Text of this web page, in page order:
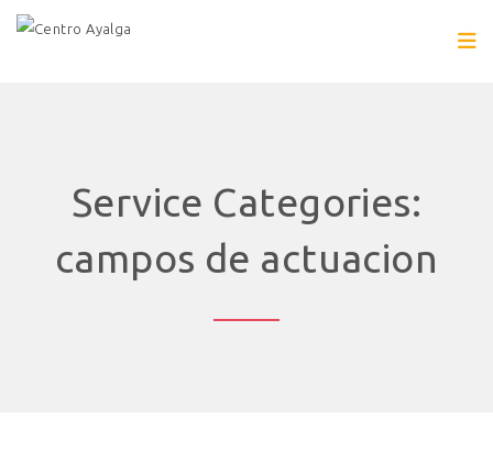
Service Categories:
campos de actuacion